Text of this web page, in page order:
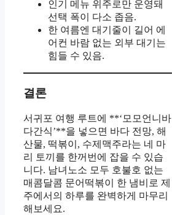
인기 메뉴 위주로만 운영돼
선택 폭이 다소 좁음.
한 여름엔 대기줄이 길어 에
어컨 바람 없는 외부 대기는
힘들 수 있음.
결론
서귀포 여행 루트에 **‘모모언니바
다간식’**을 넣으면 바다 전망, 해
산물, 떡볶이, 수제맥주라는 네 마
리 토끼를 한꺼번에 잡을 수 있습
니다. 남녀노소 모두 호불호 없는
매콤달콤 문어떡볶이 한 냄비로 제
주에서의 하루를 완벽하게 마무리
해보세요.